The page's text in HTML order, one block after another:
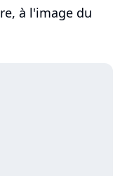
à l'image du